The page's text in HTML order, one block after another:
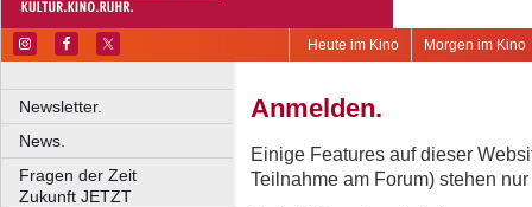
Morgen im Kino
Heute im Kino
Newsletter.
News.
Fragen der Zeit
Zukunft JETZT
Anmelden.
Einige Features auf dieser
Teilnahme am Forum) stehen